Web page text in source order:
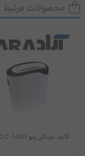
می‌توانید این دستگاه
همان طور که می‌دانید
دارد که این امروزه در
است.
محصولات مرتبط
کاغذ خردکن رمو Remo C-1400